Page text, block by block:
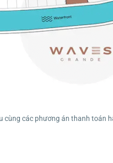
các phương án thanh toán